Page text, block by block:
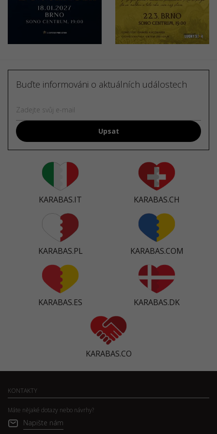
- 1390 CZK
Centrum
990 - 1390 CZK
Buďte informováni o aktuálních událostech
Upsat
KARABAS.IT KARABAS.CH
KARABAS.PL KARABAS.COM
KARABAS.ES KARABAS.DK
KARABAS.CO
KONTAKTY
Máte nějaké dotazy nebo návrhy?
Napište nám